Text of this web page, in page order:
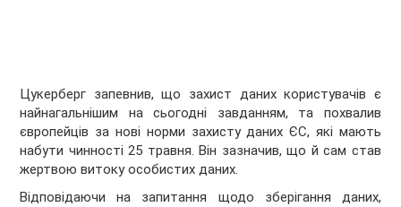
Цукерберг запевнив, що захист даних користувачів є
найнагальнішим на сьогодні завданням, та похвалив
європейців за нові норми захисту даних ЄС, які мають
набути чинності 25 травня. Він зазначив, що й сам став
жертвою витоку особистих даних.
Відповідаючи на запитання щодо зберігання даних,